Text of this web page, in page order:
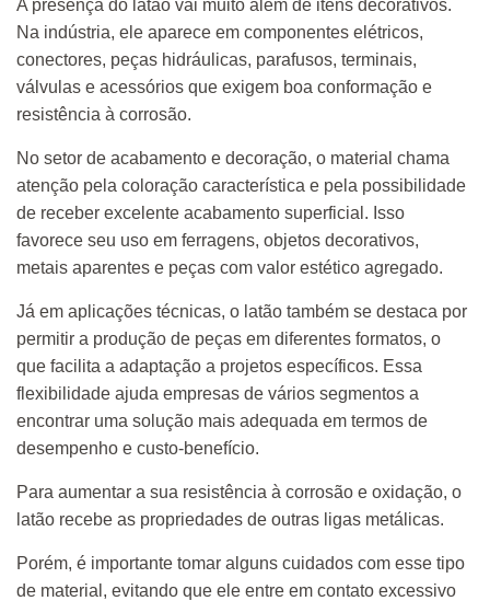
A presença do latão vai muito além de itens decorativos.
Na indústria, ele aparece em componentes elétricos,
conectores, peças hidráulicas, parafusos, terminais,
válvulas e acessórios que exigem boa conformação e
resistência à corrosão.
No setor de acabamento e decoração, o material chama
atenção pela coloração característica e pela possibilidade
de receber excelente acabamento superficial. Isso
favorece seu uso em ferragens, objetos decorativos,
metais aparentes e peças com valor estético agregado.
Já em aplicações técnicas, o latão também se destaca por
permitir a produção de peças em diferentes formatos, o
que facilita a adaptação a projetos específicos. Essa
flexibilidade ajuda empresas de vários segmentos a
encontrar uma solução mais adequada em termos de
desempenho e custo-benefício.
Para aumentar a sua resistência à corrosão e oxidação, o
latão recebe as propriedades de outras ligas metálicas.
Porém, é importante tomar alguns cuidados com esse tipo
de material, evitando que ele entre em contato excessivo